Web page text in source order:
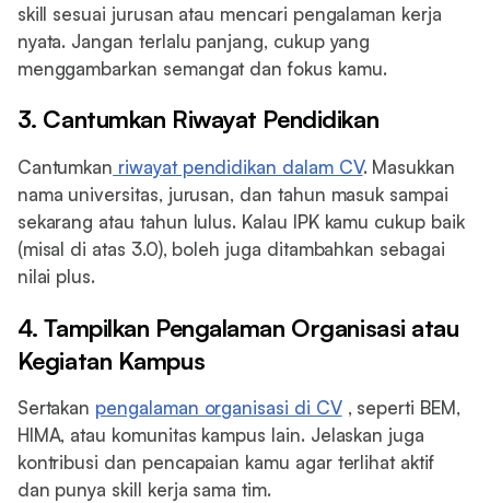
skill sesuai jurusan atau mencari pengalaman kerja
nyata. Jangan terlalu panjang, cukup yang
menggambarkan semangat dan fokus kamu.
3. Cantumkan Riwayat Pendidikan
Cantumkan riwayat pendidikan dalam CV. Masukkan
nama universitas, jurusan, dan tahun masuk sampai
sekarang atau tahun lulus. Kalau IPK kamu cukup baik
(misal di atas 3.0), boleh juga ditambahkan sebagai
nilai plus.
4. Tampilkan Pengalaman Organisasi atau
Kegiatan Kampus
Sertakan pengalaman organisasi di CV, seperti BEM,
HIMA, atau komunitas kampus lain. Jelaskan juga
kontribusi dan pencapaian kamu agar terlihat aktif
dan punya skill kerja sama tim.